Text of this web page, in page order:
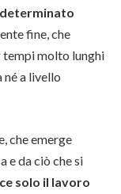
determinato
fine, che
tempi molto lunghi
a livello
che emerge
e da ciò che si
solo il lavoro